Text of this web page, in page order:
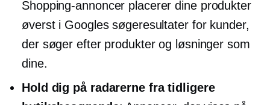
Shopping-annoncer placerer dine produkter
øverst i Googles søgeresultater for kunder,
der søger efter produkter og løsninger som
dine.
Hold dig på radarerne fra tidligere